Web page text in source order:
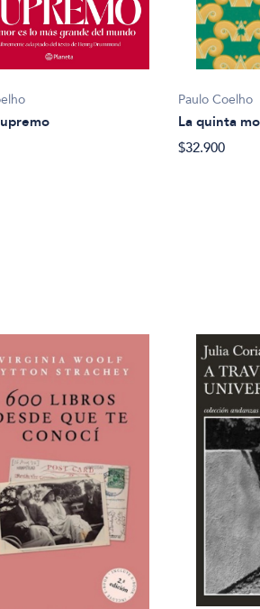
Paulo Coelho
La quinta
$32.900